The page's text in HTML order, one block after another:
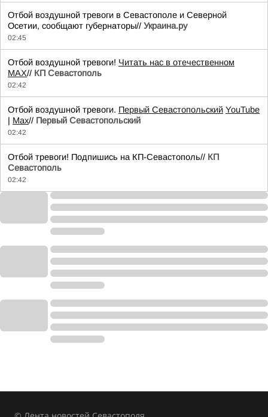
Отбой воздушной тревоги в Севастополе и Северной
Осетии, сообщают губернаторы// Украина.ру
02:45
Отбой воздушной тревоги! Читать нас в отечественном
MAX// КП Севастополь
02:42
Отбой воздушной тревоги. Первый Севастопольский YouTube
| Max// Первый Севастопольский
02:42
Отбой тревоги! Подпишись на КП-Севастополь// КП
Севастополь
02:42